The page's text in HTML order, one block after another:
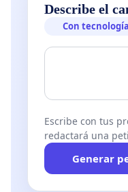
Describe el
Con
Escribe con tus
redactará una
Generar